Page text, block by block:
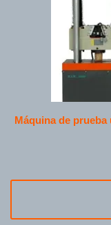
Máquina de